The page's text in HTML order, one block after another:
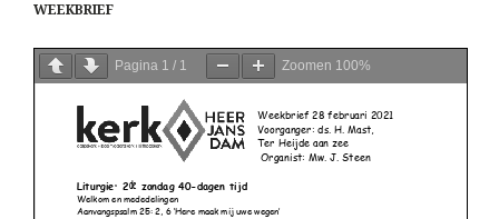
WEEKBRIEF
Pagina 1 / 1 Zoomen 100%